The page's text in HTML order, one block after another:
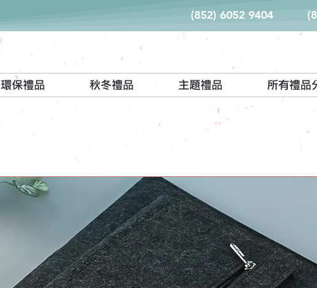
(852) 6052 9404
環保禮品 秋冬禮品 主題禮品 所有禮品